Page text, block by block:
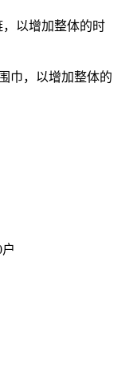
以增加整体的时
巾，以增加整体的